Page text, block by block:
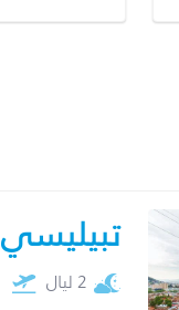
تبيليسي
2 ليال